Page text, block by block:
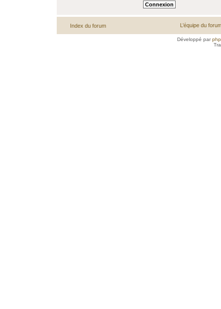
Index du forum L’équipe du
Développé par